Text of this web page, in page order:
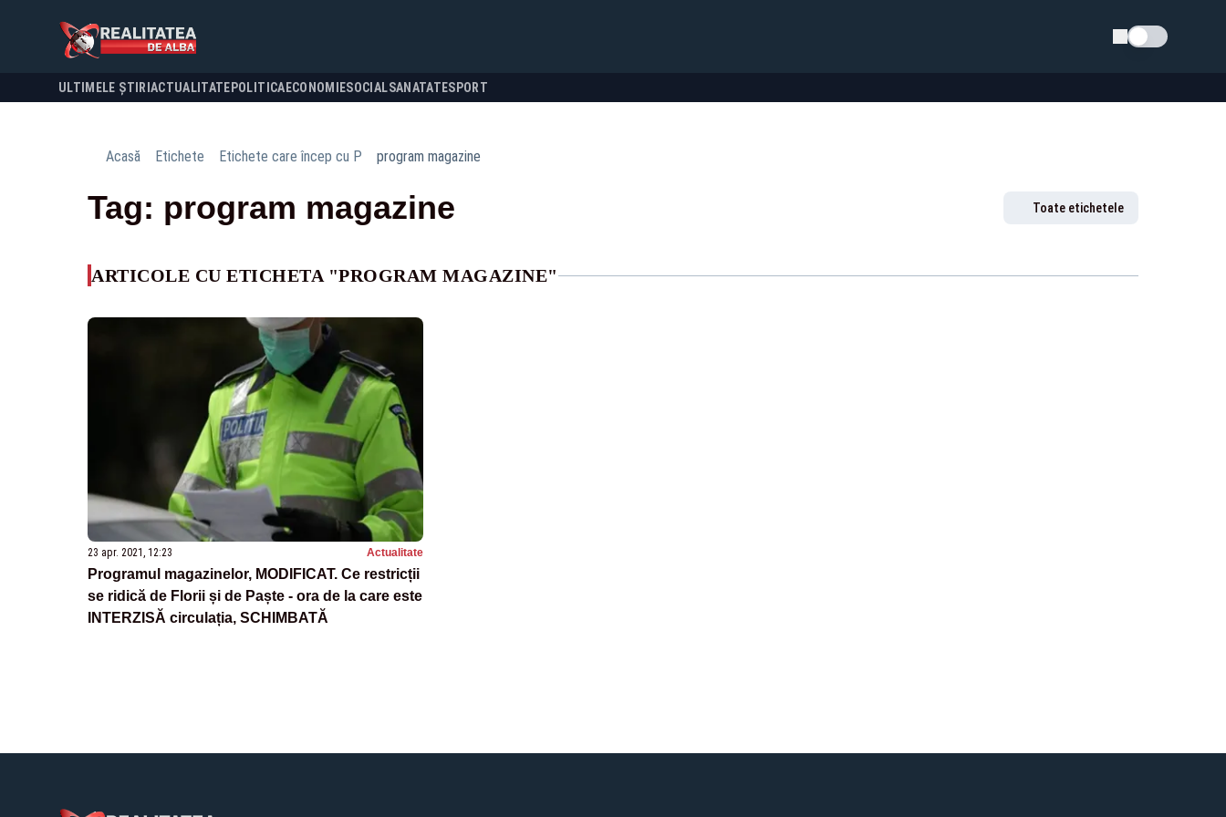
Schimba tema
ULTIMELE ȘTIRI ACTUALITATE POLITICA ECONOMIESOCIALSANATATESPORT
Acasă Etichete Etichete care încep cu P program magazine
Tag: program magazine Toate etichetele
ARTICOLE CU ETICHETA "PROGRAM MAGAZINE"
23 apr. 2021, 12:23 Actualitate
Programul magazinelor, MODIFICAT. Ce restricții
se ridică de Florii și de Paște - ora de la care este
INTERZISĂ circulația, SCHIMBATĂ